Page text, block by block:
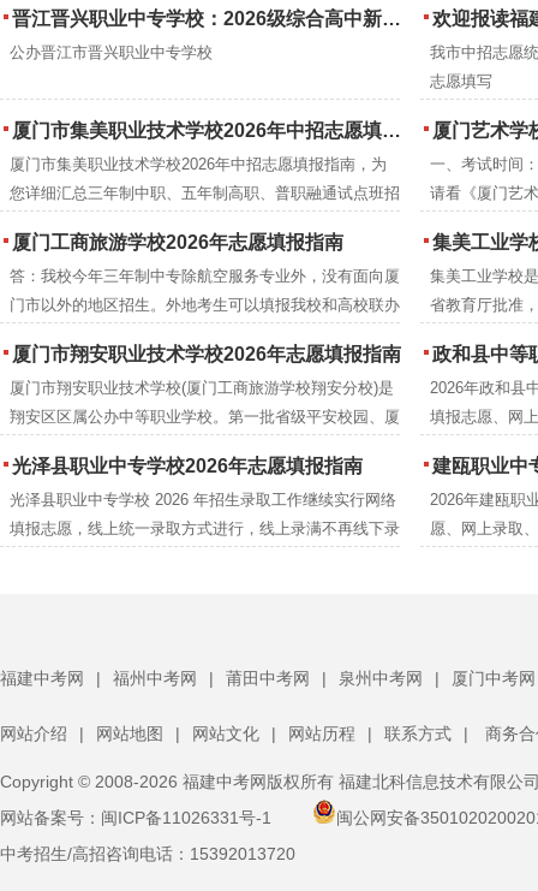
晋江晋兴职业中专学校：2026级综合高中新生到校注册通知
公办晋江市晋兴职业中专学校
欢迎报读福建省
我市中招志愿
志愿填写
厦门市集美职业技术学校2026年中招志愿填报指南
厦门市集美职业技术学校2026年中招志愿填报指南，为
您详细汇总三年制中职、五年制高职、普职融通试点班招
厦门艺术学
一、考试时间
请看《厦门艺
厦门工商旅游学校2026年志愿填报指南
答：我校今年三年制中专除航空服务专业外，没有面向厦
门市以外的地区招生。外地考生可以填报我校和高校联办
校2026年招生简章”，并在当地的中招指南中查找与我校
联办的高等院校专业代码。
集美工业学
集美工业学校
省教育厅批准
早的办学历史
科。学校是集
校。
厦门市翔安职业技术学校2026年志愿填报指南
厦门市翔安职业技术学校(厦门工商旅游学校翔安分校)是
翔安区区属公办中等职业学校。第一批省级平安校园、厦
招收1379人，其中综合高中试点班招生324人，五年制高
职招生50人，三年制中职招生1005人。
政和县中等职
2026年政和县
填报志愿、网
后，若有剩余
中招管理系统”
校。
光泽县职业中专学校2026年志愿填报指南
光泽县职业中专学校 2026 年招生录取工作继续实行网络
填报志愿，线上统一录取方式进行，线上录满不再线下录
建瓯职业中
2026年建瓯职
愿、网上录取
的成绩。
福建中考网 | 福州中考网 | 莆田中考网 | 泉州中考网 | 厦门中考网
网站介绍 | 网站地图 | 网站文化 | 网站历程 | 联系方式 | 商务
Copyright © 2008-2026 福建中考网版权所有 福建北科信息技术有限公
网站备案号： 闽ICP备11026331号-1
闽公网安备
中考招生/高招咨询电话： 15392013720